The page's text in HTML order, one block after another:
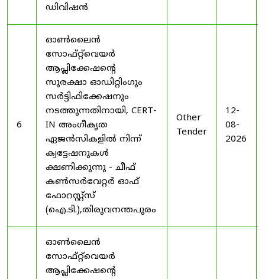
ഡിവിഷൻ
6
ഓൺലൈൻ
സോഫ്റ്റ്‌വെയർ
ആപ്ലിക്കേഷന്റെ
സുരക്ഷാ ഓഡിറ്റിംഗും
സർട്ടിഫിക്കേഷനും
നടത്തുന്നതിനായി, CERT-
IN അംഗീകൃത
ഏജൻസികളിൽ നിന്ന്
ക്വട്ടേഷനുകൾ
ക്ഷണിക്കുന്നു - ചീഫ്
കൺസർവേറ്റർ ഓഫ്
ഫോറസ്റ്റ്സ്
(ഐ.ടി.),തിരുവനന്തപുരം
Other
Tender
12-
08-
2026
ഓൺലൈൻ
സോഫ്റ്റ്‌വെയർ
ആപ്ലിക്കേഷന്റെ